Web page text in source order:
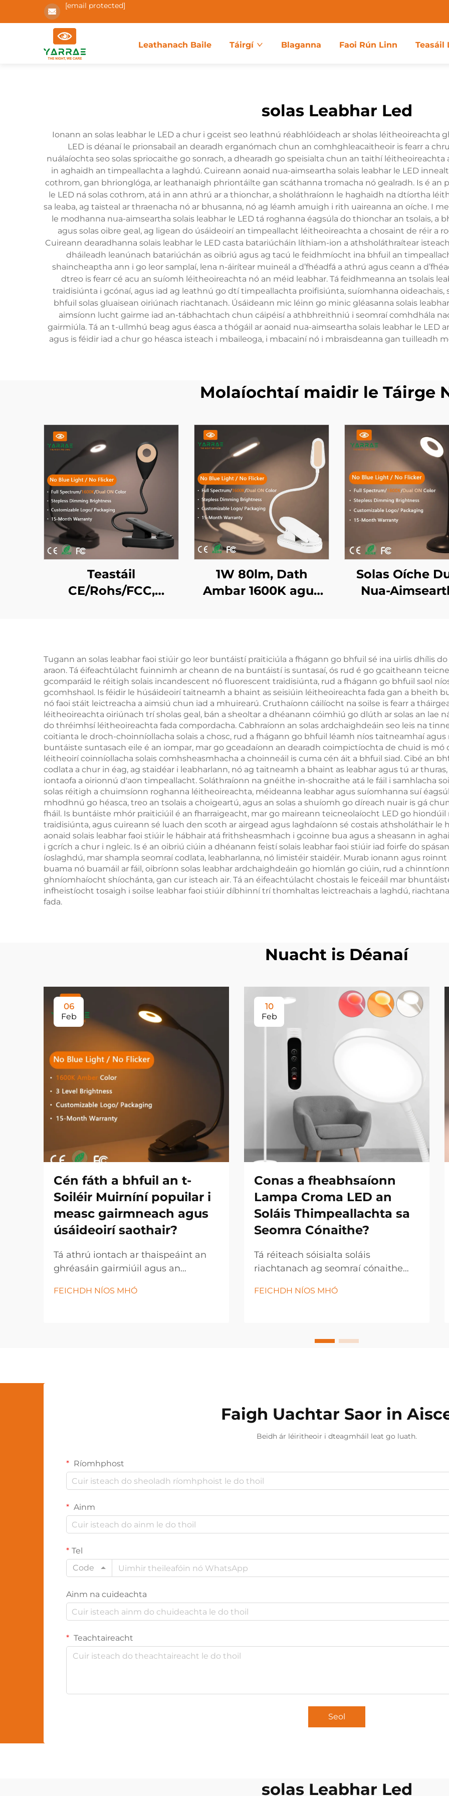
[email protected]
Leathanach Baile Táirgí Blaganna Faoi Rún Linn Teasáil
solas Leabhar Led
Ionann an solas leabhar le LED a chur i gceist seo leathnú réabhlóideach ar sholas léitheoireachta
LED is déanaí le prionsabail an dearadh erganómach chun an comhghleacaitheoir is fearr a
nuálaíochta seo solas spriocaithe go sonrach, a dhearadh go speisialta chun an taithí
in aghaidh an timpeallachta a laghdú. Cuireann aonaid nua-aimseartha solais leabhar le LED
cothrom, gan bhrionglóga, ar leathanaigh phriontáilte gan scáthanna tromacha nó gealradh. Is é an
le LED ná solas cothrom, atá in ann athrú ar a thionchar, a sholáthraíonn le haghaidh na dtíortha
sa leaba, ag taisteal ar thraenacha nó ar bhusanna, nó ag léamh amuigh i rith uaireanna an oíche. I
le modhanna nua-aimseartha solais leabhar le LED tá roghanna éagsúla do thionchar an tsolais, a
agus solas oibre geal, ag ligean do úsáideoirí an timpeallacht léitheoireachta a chosaint de réir a
Cuireann dearadhanna solais leabhar le LED casta batariúcháin líthiam-ion a athsholáthraítear
dháileadh leanúnach batariúchán as oibriú agus ag tacú le feidhmíocht ina bhfuil an
shaincheaptha ann i go leor samplaí, lena n-áirítear muineál a d’fhéadfá a athrú agus ceann a
dtreo is fearr cé acu an suíomh léitheoireachta nó an méid leabhar. Tá feidhmeanna an tsolais
traidisiúnta i gcónaí, agus iad ag leathnú go dtí timpeallachta proifisiúnta, suíomhanna oideachais,
bhfuil solas gluaisean oiriúnach riachtanach. Úsáideann mic léinn go minic gléasanna solais
aimsíonn lucht gairme iad an-tábhachtach chun cáipéisí a athbhreithniú i seomraí comhdhála
gairmiúla. Tá an t-ullmhú beag agus éasca a thógáil ar aonaid nua-aimseartha solais leabhar le
agus is féidir iad a chur go héasca isteach i mbaileoga, i mbacainí nó i mbraisdeanna gan tuilleadh
Molaíochtaí maidir le Táirge
Teastáil
CE/Rohs/FCC,
Leabhar Led
Portáideach ar
Ghluineach Dubh
1W 80lm, Dath
Ambar 1600K agus
Leabhar LED le Corp
Bán
Solas Oíche
Nua-
Léirdeachta
le Rialóir
1800mAh
18H
Tugann an solas leabhar faoi stiúir go leor buntáistí praiticiúla a fhágann go bhfuil sé ina uirlis dhílis
araon. Tá éifeachtúlacht fuinnimh ar cheann de na buntáistí is suntasaí, ós rud é go gcaitheann
gcomparáid le réitigh solais incandescent nó fluorescent traidisiúnta, rud a fhágann go bhfuil saol
gcomhshaol. Is féidir le húsáideoirí taitneamh a bhaint as seisiúin léitheoireachta fada gan a bheith
nó faoi stáit leictreacha a aimsiú chun iad a mhuirearú. Cruthaíonn cáilíocht na soilse is fearr a
léitheoireachta oiriúnach trí sholas geal, bán a sheoltar a dhéanann cóimhiú go dlúth ar solas an lae
do thréimhsí léitheoireachta fada compordacha. Cabhraíonn an solas ardchaighdeáin seo leis na
coitianta le droch-choinníollacha solais a chosc, rud a fhágann go bhfuil léamh níos taitneamhaí
buntáiste suntasach eile é an iompar, mar go gceadaíonn an dearadh coimpictíochta de chuid is mó
léitheoirí coinníollacha solais comhsheasmhacha a choinneáil is cuma cén áit a bhfuil siad. Cibé an
codlata a chur in éag, ag staidéar i leabharlann, nó ag taitneamh a bhaint as leabhar agus tú ar
iontaofa a oirionnú d'aon timpeallacht. Soláthraíonn na gnéithe in-shocraithe atá le fáil i samhlacha
solas réitigh a chuimsíonn roghanna léitheoireachta, méideanna leabhar agus suíomhanna suí
mhodhnú go héasca, treo an tsolais a choigeartú, agus an solas a shuíomh go díreach nuair is gá
fháil. Is buntáiste mhór praiticiúil é an fharraigeacht, mar go maireann teicneolaíocht LED go
traidisiúnta, agus cuireann sé luach den scoth ar airgead agus laghdaíonn sé costais athsholáthair le
aonaid solais leabhar faoi stiúir le hábhair atá frithsheasmhach i gcoinne bua agus a sheasann in
i gcrích a chur i ngleic. Is é an oibriú ciúin a dhéanann feistí solais leabhar faoi stiúir iad foirfe do
íoslaghdú, mar shampla seomraí codlata, leabharlanna, nó limistéir staidéir. Murab ionann agus
buama nó buamáil ar fáil, oibríonn solas leabhar ardchaighdeáin go hiomlán go ciúin, rud a
ghníomhaíocht shíochánta, gan cur isteach air. Tá an éifeachtúlacht chostais le feiceáil mar
infheistíocht tosaigh i soilse leabhar faoi stiúir díbhinní trí thomhaltas leictreachais a laghdú,
fada.
Nuacht is Déanaí
06
Feb
Cén fáth a bhfuil an t-
Soiléir Muirníní popuilar i
measc gairmneach agus
úsáideoirí saothair?
Tá athrú iontach ar thaispeáint an
ghréasáin gairmiúil agus an
soiléir muirníní ag teacht chun
FEICHDH NÍOS MHÓ
10
Feb
Conas a fheabhsaíonn
Lampa Croma LED an
Soláis Thimpeallachta sa
Seomra Cónaithe?
Tá réiteach sóisialta soláis
riachtanach ag seomraí cónaithe
agus taitneamh a mhéadú. Is é
FEICHDH NÍOS MHÓ
Faigh Uachtar Saor in
Beidh ár léiritheoir i dteagmháil leat go luath.
Ríomhphost
Ainm
Tel
Code
Ainm na cuideachta
Teachtaireacht
Seol
solas Leabhar Led